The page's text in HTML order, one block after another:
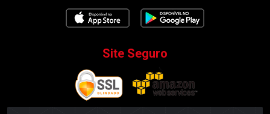
Site Seguro